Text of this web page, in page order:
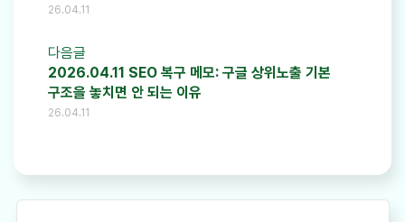
26.04.11
다음글
2026.04.11 SEO 복구 메모: 구글 상위노출 기본
구조을 놓치면 안 되는 이유
26.04.11